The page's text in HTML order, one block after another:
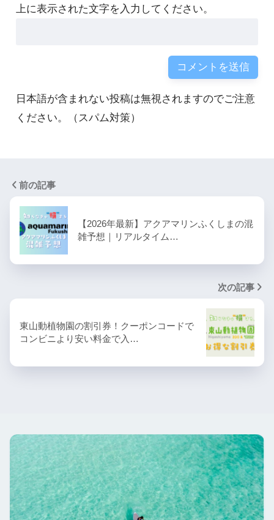
上に表示された文字を入力してください。
日本語が含まれない投稿は無視されますのでご注意
ください。（スパム対策）
前の記事
【2026年最新】アクアマリンふくしまの混
雑予想｜リアルタイム…
次の記事
東山動植物園の割引券！クーポンコードで
コンビニより安い料金で入…